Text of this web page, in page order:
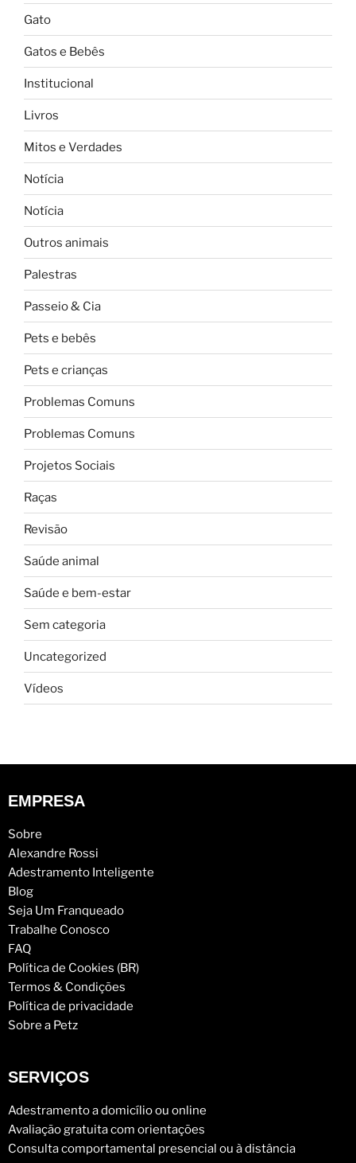
Gato
Gatos e Bebês
Institucional
Livros
Mitos e Verdades
Notícia
Notícia
Outros animais
Palestras
Passeio & Cia
Pets e bebês
Pets e crianças
Problemas Comuns
Problemas Comuns
Projetos Sociais
Raças
Revisão
Saúde animal
Saúde e bem-estar
Sem categoria
Uncategorized
Vídeos
EMPRESA
Sobre
Alexandre Rossi
Adestramento Inteligente
Blog
Seja Um Franqueado
Trabalhe Conosco
FAQ
Política de Cookies (BR)
Termos & Condições
Política de privacidade
Sobre a Petz
SERVIÇOS
Adestramento a domicílio ou online
Avaliação gratuita com orientações
Consulta comportamental presencial ou à distância